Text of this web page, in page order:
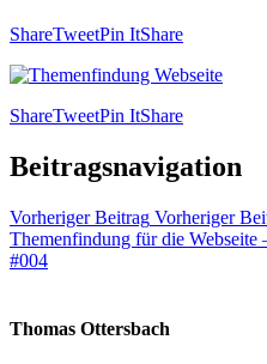
ShareTweetPin ItShare
ShareTweetPin ItShare
Beitragsnavigation
Vorheriger Beitrag Vorheriger
Themenfindung für die Webseite
#004
Thomas Ottersbach